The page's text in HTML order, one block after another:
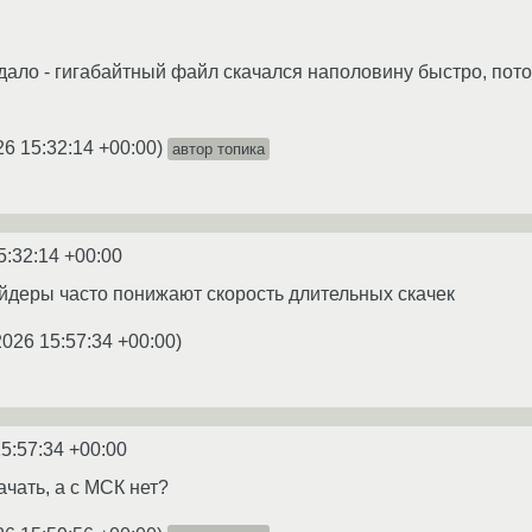
- гигабайтный файл скачался наполовину быстро,
15:32:14 +00:00) автор топика
+00:00
часто понижают скорость длительных скачек
15:57:34 +00:00)
+00:00
а с МСК нет?